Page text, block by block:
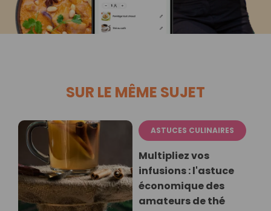
SUR LE MÊME SUJET
ASTUCES CULINAIRES
Multipliez vos
infusions : l'astuce
économique des
amateurs de thé